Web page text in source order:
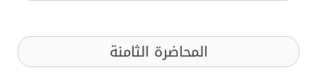
المحاضرة الثامنة